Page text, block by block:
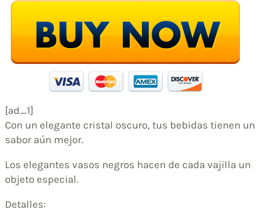
[ad_1]
Con un elegante cristal oscuro, tus bebidas tienen un
sabor aún mejor.
Los elegantes vasos negros hacen de cada vajilla un
objeto especial.
Detalles: